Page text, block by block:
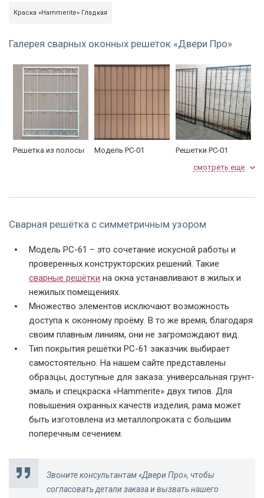
Краска «Hammerite» Гладкая
Галерея сварных оконных решеток «Двери Про»
Решетка из полосы
цена 2268 руб.
Модель РС-01 Решетки РС-01
Решетка РС-01
Модель РС-01 с
эмалью
Модель РС-02
смотреть еще
Сварная решётка с симметричным узором
Модель РС-61 – это сочетание искусной работы и
проверенных конструкторских решений. Такие
сварные решётки на окна устанавливают в жилых и
нежилых помещениях.
Множество элементов исключают возможность
доступа к оконному проёму. В то же время, благодаря
своим плавным линиям, они не загромождают вид.
Тип покрытия решётки РС-61 заказчик выбирает
самостоятельно. На нашем сайте представлены
образцы, доступные для заказа: универсальная грунт-
эмаль и спецкраска «Hammerite» двух типов. Для
повышения охранных качеств изделия, рама может
быть изготовлена из металлопроката с большим
поперечным сечением.
Звоните консультантам «Двери Про», чтобы
согласовать детали заказа и вызвать нашего